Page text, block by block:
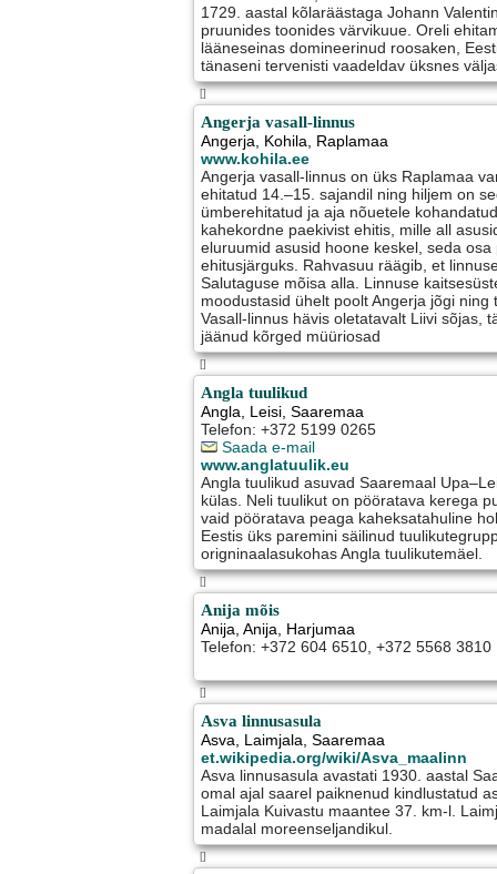
1729. aastal kõlaräästaga Johann
pruunides toonides värvikuue. Oreli
lääneseinas domineerinud roosaken,
tänaseni tervenisti vaadeldav üksnes
[]
Angerja vasall-linnus
Angerja, Kohila, Raplamaa
www.kohila.ee
Angerja vasall-linnus on üks Raplamaa
ehitatud 14.–15. sajandil ning hiljem on
ümberehitatud ja aja nõuetele
kahekordne paekivist ehitis, mille all
eluruumid asusid hoone keskel, seda
ehitusjärguks. Rahvasuu räägib, et
Salutaguse mõisa alla. Linnuse
moodustasid ühelt poolt Angerja jõgi ning
Vasall-linnus hävis oletatavalt Liivi sõjas,
jäänud kõrged müüriosad
[]
Angla tuulikud
Angla, Leisi, Saaremaa
Telefon: +372 5199 0265
Saada e-mail
www.anglatuulik.eu
Angla tuulikud asuvad Saaremaal
külas. Neli tuulikut on pööratava kerega
vaid pööratava peaga kaheksatahuline
Eestis üks paremini säilinud
origninaalasukohas Angla tuulikutemäel.
[]
Anija mõis
Anija,Anija, Harjumaa
Telefon: +372 604 6510, +372 5568 3810
[]
Asva linnusasula
Asva, Laimjala, Saaremaa
et.wikipedia.org/wiki/Asva_maalinn
Asva linnusasula avastati 1930. aastal
omal ajal saarel paiknenud kindlustatud
Laimjala Kuivastu maantee 37. km-l.
madalal moreenseljandikul.
[]